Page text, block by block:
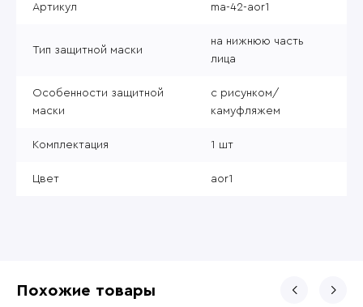
Артикул ma-42-aor1
Тип защитной маски
на нижнюю часть
лица
Особенности защитной
маски
с рисунком/
камуфляжем
Комплектация 1 шт
Цвет aor1
Похожие товары